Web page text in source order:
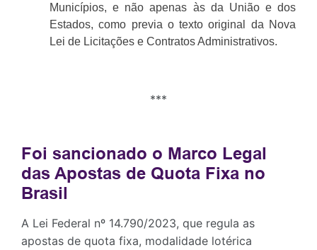
Municípios, e não apenas às da União e dos
Estados, como previa o texto original da Nova
Lei de Licitações e Contratos Administrativos.
***
Foi sancionado o Marco Legal
das Apostas de Quota Fixa no
Brasil
A Lei Federal nº 14.790/2023, que regula as
apostas de quota fixa, modalidade lotérica